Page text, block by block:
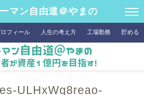
マン自由道＠やまの
フィール 人生の考え方 工場勤務 貯める
ULHxWq8reao-